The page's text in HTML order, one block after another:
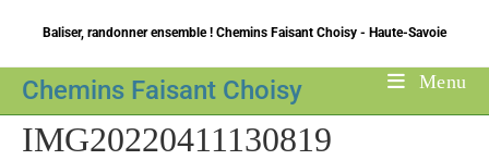
content
Baliser, randonner ensemble ! Chemins Faisant Choisy - Haute-Savoie
Chemins Faisant Choisy Menu
IMG20220411130819